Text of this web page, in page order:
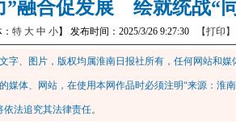
”融合促发展 绘就统战“
特 大 中 小】 发布时间：2025/3/26 9:27:30 【打印】
字、图片，版权均属淮南日报社所有，任何网站和
媒体、网站，在使用本网作品时必须注明“来源：淮
法追究其法律责任。